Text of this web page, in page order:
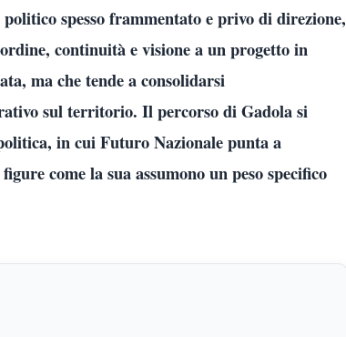
spesso frammentato e privo di direzione,
continuità e visione a un progetto in
ma che tende a consolidarsi
sul territorio. Il percorso di Gadola si
in cui Futuro Nazionale punta a
come la sua assumono un peso specifico